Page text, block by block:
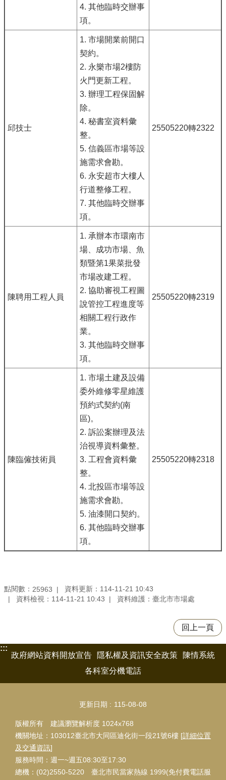
4. 其他臨時交辦事
項。
邱技士
1. 市場開業前開口
契約。
2. 永樂市場2樓防
火門更新工程。
3. 辦理工程保固解
除。
4. 秘書室資料彙
整。
5. 信義區市場等設
施需求會勘。
6. 永安超市大樓人
行道整修工程。
7. 其他臨時交辦事
項。
25505220轉2322
陳聘用工程人員
1. 承辦本市環南市
場、成功市場、魚
類暨第1果菜批發
市場改建工程。
2. 協助審視工程圖
說管控工程進度等
相關工程行政作
業。
3. 其他臨時交辦事
項。
25505220轉2319
陳臨僱技術員
1. 市場土建及設備
委外維修零星維護
預約式契約(南
區)。
2. 訴訟案辦理及法
治視導資料彙整。
3. 工程會資料彙
整。
4. 北投區市場等設
施需求會勘。
5. 油漆開口契約。
6. 其他臨時交辦事
項。
25505220轉2318
點閱數： 25963
資料更新：114-11-21 10:43
資料檢視：114-11-21 10:43
資料維護：臺北市市場處
回上一頁
:::
政府網站資料開放宣告
隱私權及資訊安全政策
陳情系統
各科室分機電話
更新日期 115-08-08
版權所有 建議瀏覽解析度 1024x768
機關地址：103012臺北市大同區迪化街一段21號6樓 [詳細位置
及交通資訊]
服務時間：週一~週五08:30至17:30
總機：(02)2550-5220 臺北市民當家熱線 1999(免付費電話服